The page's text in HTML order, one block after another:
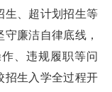
生、超计划招生等
廉洁自律底线，
、违规履职等问
招生入学全过程开